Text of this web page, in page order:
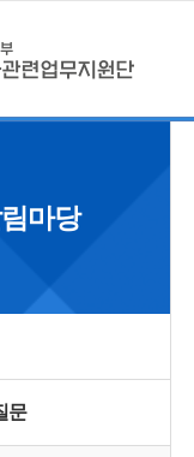
마당
문